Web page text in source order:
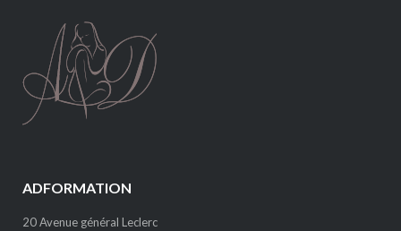
ADFORMATION
20 Avenue général Leclerc